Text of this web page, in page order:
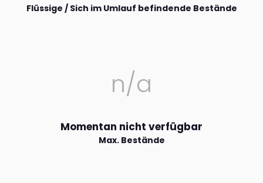
Flüssige / Sich im Umlauf befindende Bestände
n/a
Momentan nicht verfügbar
Max. Bestände